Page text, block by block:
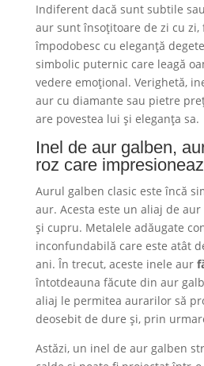
Indiferent dacă sunt subtile
aur sunt însoțitoare de zi cu zi,
împodobesc cu eleganță
simbolic puternic care leagă
vedere emoțional. Verighetă,
aur cu diamante sau pietre
are povestea lui și eleganța sa.
Inel de aur galben,
roz care
Aurul galben clasic este încă
aur. Acesta este un aliaj de
și cupru. Metalele adăugate
inconfundabilă care este atât
ani. În trecut, aceste inele aur
întotdeauna făcute din aur
aliaj le permitea aurarilor să
deosebit de dure și, prin
Astăzi, un inel de aur galben